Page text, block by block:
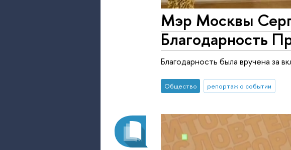
Мэр Москвы
Благодарность
Благодарность была вручена за
Общество репортаж о событии